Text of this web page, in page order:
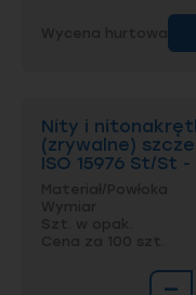
Nity i
(zrywalne)
ISO 15976 St/St -
−